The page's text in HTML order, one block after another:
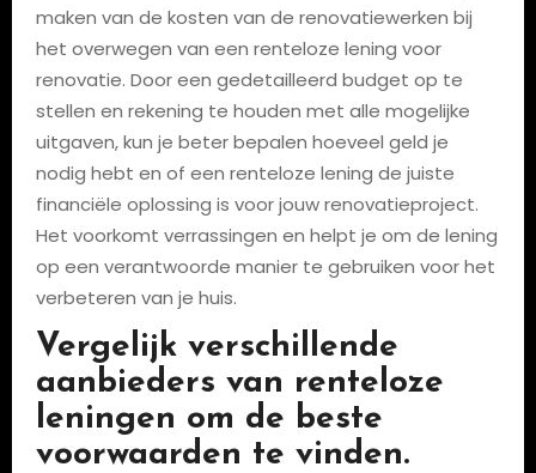
maken van de kosten van de renovatiewerken bij
het overwegen van een renteloze lening voor
renovatie. Door een gedetailleerd budget op te
stellen en rekening te houden met alle mogelijke
uitgaven, kun je beter bepalen hoeveel geld je
nodig hebt en of een renteloze lening de juiste
financiële oplossing is voor jouw renovatieproject.
Het voorkomt verrassingen en helpt je om de lening
op een verantwoorde manier te gebruiken voor het
verbeteren van je huis.
Vergelijk verschillende
aanbieders van renteloze
leningen om de beste
voorwaarden te vinden.